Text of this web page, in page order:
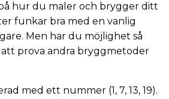
hur du maler och brygger ditt
funkar bra med en vanlig
. Men har du möjlighet så
prova andra bryggmetoder
med ett nummer (1, 7, 13, 19).